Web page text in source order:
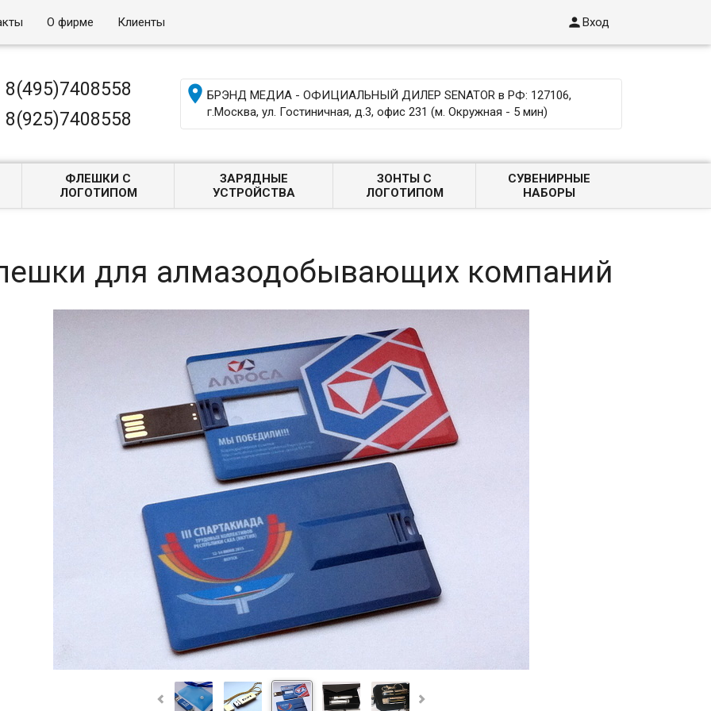
О фирме Клиенты Вход
8(495)7408558
8(925)7408558
БРЭНД МЕДИА - ОФИЦИАЛЬНЫЙ ДИЛЕР SENATOR в РФ: 127106,
г.Москва, ул. Гостиничная, д.3, офис 231 (м. Окружная - 5 мин)
ФЛЕШКИ С
ЛОГОТИПОМ
ЗАРЯДНЫЕ
УСТРОЙСТВА
ЗОНТЫ С
ЛОГОТИПОМ
СУВЕНИРНЫЕ
НАБОРЫ
для алмазодобывающих компаний